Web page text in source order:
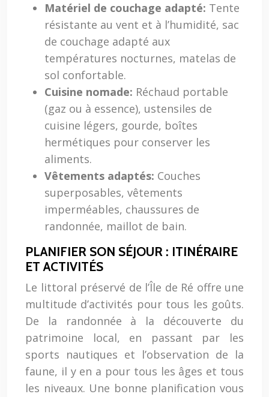
Matériel de couchage adapté: Tente
résistante au vent et à l’humidité, sac
de couchage adapté aux
températures nocturnes, matelas de
sol confortable.
Cuisine nomade: Réchaud portable
(gaz ou à essence), ustensiles de
cuisine légers, gourde, boîtes
hermétiques pour conserver les
aliments.
Vêtements adaptés: Couches
superposables, vêtements
imperméables, chaussures de
randonnée, maillot de bain.
PLANIFIER SON SÉJOUR : ITINÉRAIRE
ET ACTIVITÉS
Le littoral préservé de l’Île de Ré offre une
multitude d’activités pour tous les goûts.
De la randonnée à la découverte du
patrimoine local, en passant par les
sports nautiques et l’observation de la
faune, il y en a pour tous les âges et tous
les niveaux. Une bonne planification vous